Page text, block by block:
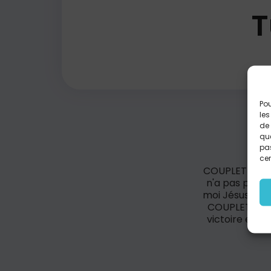
de
COUPLET 1
n'a pas pu
moi Jésus Tu
COUPLET 2
victoire en